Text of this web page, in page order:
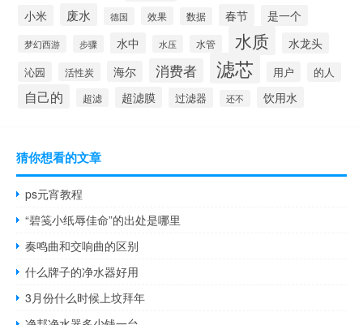
小米
废水 德国 效果 数据 春节 是一个
梦幻西游 步骤 水中 水压 水管 水质 水龙头
沁园 活性炭 海尔 消费者 滤芯 用户 的人
自己的 超滤 超滤膜 过滤器 还不 饮用水
猜你想看的文章
ps元宵教程
“碧笺小纸辱佳命”的出处是哪里
奏鸣曲和交响曲的区别
什么牌子的净水器好用
3月份什么时候上坟拜年